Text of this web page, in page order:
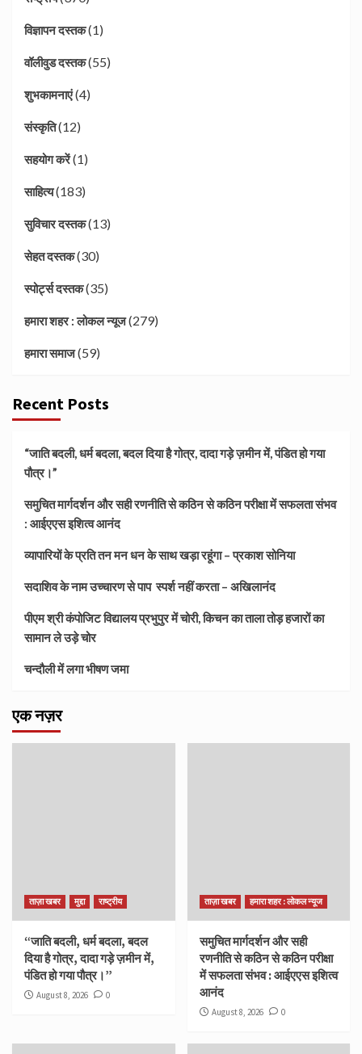
विज्ञापन दस्तक(1)
वॉलीवुड दस्तक(55)
शुभकामनाएं(4)
संस्कृति(12)
सहयोग करें(1)
साहित्य(183)
सुविचार दस्तक(13)
सेहत दस्तक(30)
स्पोर्ट्स दस्तक(35)
हमारा शहर : लोकल न्यूज(279)
हमारा समाज(59)
Recent Posts
“जाति बदली, धर्म बदला, बदल दिया है गोत्र, दादा गड़े ज़मीन में, पंडित हो गया
पौत्र।”
समुचित मार्गदर्शन और सही रणनीति से कठिन से कठिन परीक्षा में सफलता संभव
: आईएएस इशित्व आनंद
व्यापारियों के प्रति तन मन धन के साथ खड़ा रहूंगा – प्रकाश सोनिया
सदाशिव के नाम उच्चारण से पाप स्पर्श नहीं करता – अखिलानंद
पीएम श्री कंपोजिट विद्यालय प्रभुपुर में चोरी, किचन का ताला तोड़ हजारों का
सामान ले उड़े चोर
चन्दौली में लगा भीषण जमा
एक नज़र
ताज़ा खबर मुद्दा राष्ट्रीय
“जाति बदली, धर्म बदला, बदल
दिया है गोत्र, दादा गड़े ज़मीन में,
पंडित हो गया पौत्र।”
August 8, 2026 0
ताज़ा खबर हमारा शहर : लोकल न्यूज
समुचित मार्गदर्शन और सही
रणनीति से कठिन से कठिन परीक्षा
में सफलता संभव : आईएएस इशित्व
आनंद
August 8, 2026 0